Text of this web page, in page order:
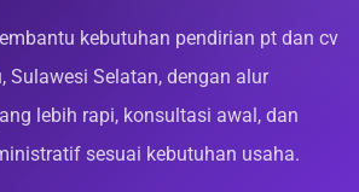
kebutuhan pendirian pt dan cv
Sulawesi Selatan, dengan alur
lebih rapi, konsultasi awal, dan
sesuai kebutuhan usaha.